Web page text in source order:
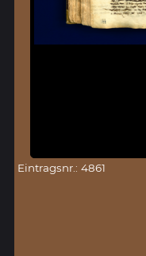
Eintragsnr.: 4861